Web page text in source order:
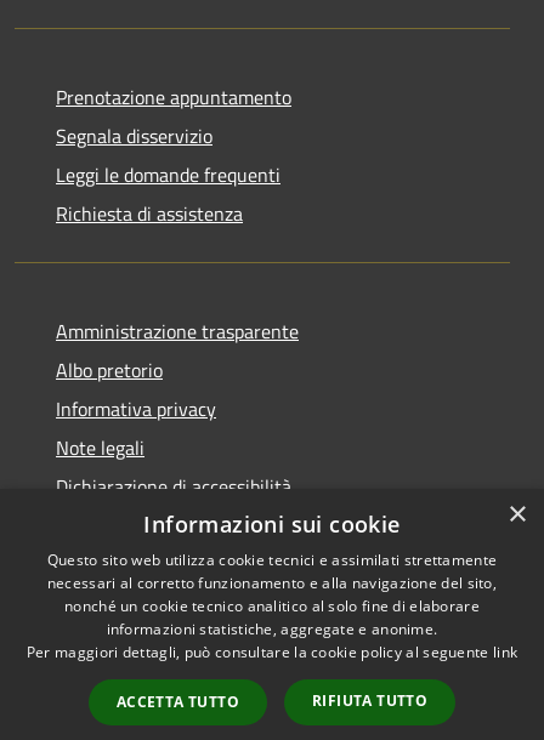
Prenotazione appuntamento
Segnala disservizio
Leggi le domande frequenti
Richiesta di assistenza
Amministrazione trasparente
Albo pretorio
Informativa privacy
Note legali
Dichiarazione di accessibilità
Accessibilità
Privacy
Mappa del sito
Copyright © 2026 • Comune di
Visco • Powered by
Municipium
Accesso
redazione
×
Informazioni sui cookie
Questo sito web utilizza cookie tecnici e assimilati strettamente
necessari al corretto funzionamento e alla navigazione del sito,
nonché un cookie tecnico analitico al solo fine di elaborare
informazioni statistiche, aggregate e anonime.
Per maggiori dettagli, può consultare la cookie policy al seguente link
ACCETTA TUTTO RIFIUTA TUTTO